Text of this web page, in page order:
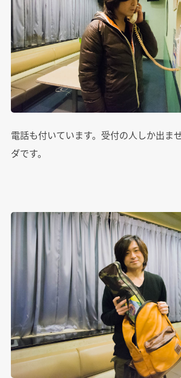
電話も付いています。受付の人しか出ま
ダです。